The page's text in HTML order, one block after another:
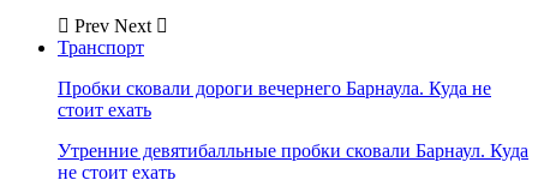
Prev Next
Транспорт
Пробки сковали дороги вечернего Барнаула. Куда не
стоит ехать
Утренние девятибалльные пробки сковали Барнаул. Куда
не стоит ехать